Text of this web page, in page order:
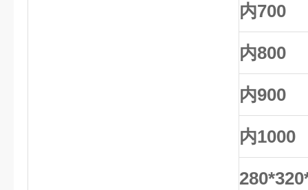
内700
内800
内900
内1000